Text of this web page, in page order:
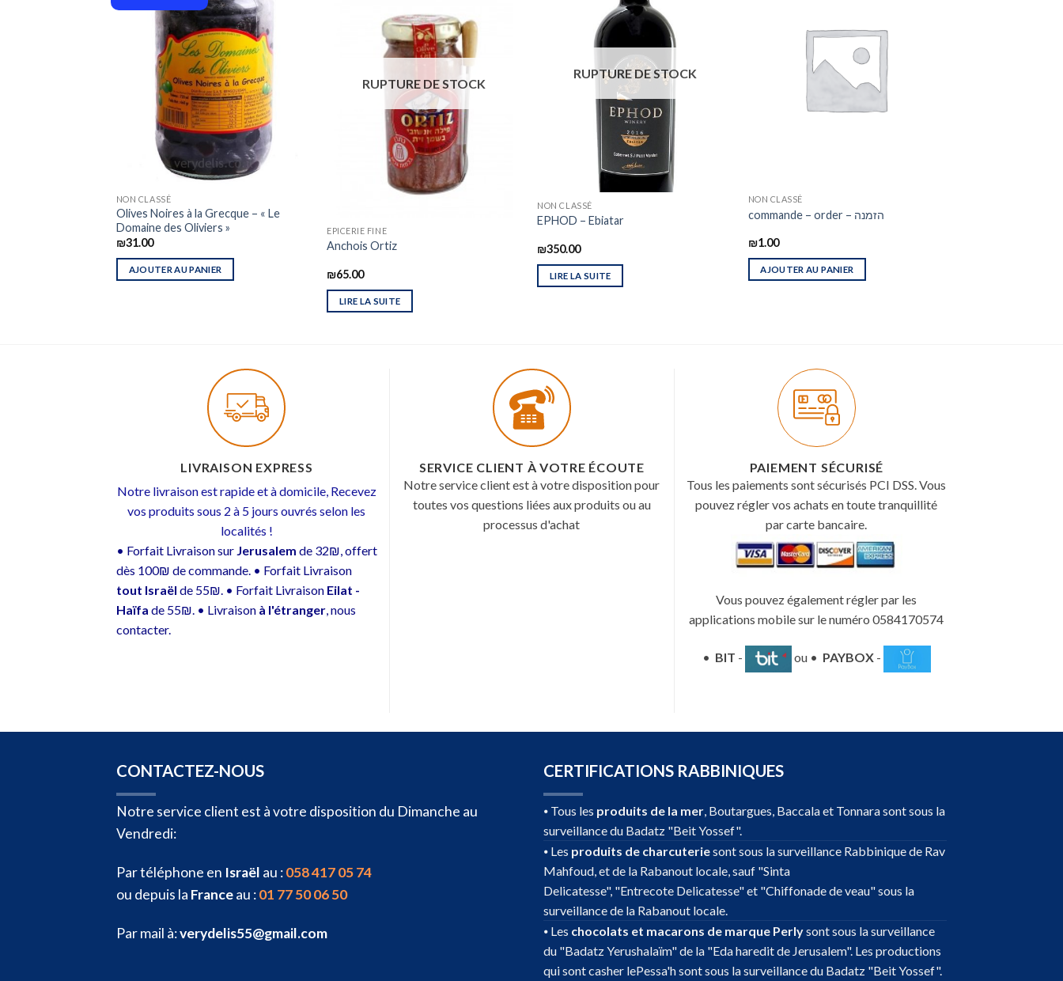
NON CLASSÉ
Olives Noires à la Grecque – « Le
Domaine des Oliviers »
₪31.00
AJOUTER AU PANIER
RUPTURE DE STOCK
EPICERIE FINE
Anchois Ortiz
₪65.00
LIRE LA SUITE
RUPTURE DE STOCK
NON CLASSÉ
EPHOD – Ebiatar
₪350.00
LIRE LA SUITE
NON CLASSÉ
commande – order – הזמנה
₪1.00
AJOUTER AU PANIER
LIVRAISON EXPRESS
Notre livraison est rapide et à domicile, Recevez
vos produits sous 2 à 5 jours ouvrés selon les
localités !
• Forfait Livraison sur Jerusalem de 32₪, offert
dès 100₪ de commande. • Forfait Livraison
tout Israël de 55₪. • Forfait Livraison Eilat -
Haïfa de 55₪. • Livraison à l'étranger , nous
contacter.
SERVICE CLIENT À VOTRE ÉCOUTE
Notre service client est à votre disposition pour
toutes vos questions liées aux produits ou au
processus d'achat
PAIEMENT SÉCURISÉ
Tous les paiements sont sécurisés PCI DSS. Vous
pouvez régler vos achats en toute tranquillité
par carte bancaire.
Vous pouvez également régler par les
applications mobile sur le numéro 0584170574
• BIT - ou • PAYBOX -
CONTACTEZ-NOUS
Notre service client est à votre disposition du Dimanche au
Vendredi:
Par téléphone en Israël au :058 417 05 74
ou depuis la Franceau :01 77 50 06 50
Par mail à:verydelis55@gmail.com
CERTIFICATIONS RABBINIQUES
⦁ Tous les produits de la mer, Boutargues, Baccala et Tonnara sont sous la
surveillance du Badatz "Beit Yossef".
⦁ Les produits de charcuteriesont sous la surveillance Rabbinique de Rav
Mahfoud, et de la Rabanout locale, sauf "Sinta
Delicatesse", "Entrecote Delicatesse" et "Chiffonade de veau" sous la
surveillance de la Rabanout locale.
⦁ Les chocolats et macarons de marque Perlysont sous la surveillance
du "Badatz Yerushalaïm" de la "Eda haredit de Jerusalem". Les productions
qui sont casher lePessa'h sont sous la surveillance du Badatz "Beit Yossef".